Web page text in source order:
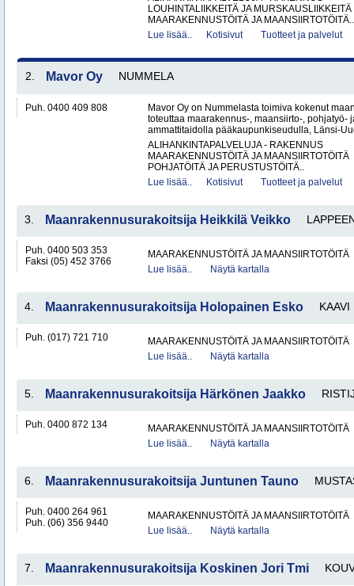
LOUHINTALIIKKEITÄ JA MURSKAUSLIIKKEITÄ
MAARAKENNUSTÖITÄ JA MAANSIIRTOTÖITÄ..
Lue lisää..
Kotisivut Tuotteet ja palvelut
2. Mavor Oy NUMMELA
Puh. 0400 409 808
Mavor Oy on Nummelasta toimiva kokenut
toteuttaa maarakennus-, maansiirto-, pohjatyö-
ammattitaidolla pääkaupunkiseudulla, Länsi-
ALIHANKINTAPALVELUJA - RAKENNUS
MAARAKENNUSTÖITÄ JA MAANSIIRTOTÖITÄ
POHJATÖITÄ JA PERUSTUSTÖITÄ..
Lue lisää..
Kotisivut Tuotteet ja palvelut
3. Maanrakennusurakoitsija Heikkilä Veikko
Puh. 0400 503 353
Faksi (05) 452 3766
MAARAKENNUSTÖITÄ JA MAANSIIRTOTÖITÄ
Lue lisää..
Näytä kartalla
4. Maanrakennusurakoitsija Holopainen Esko KAAVI
Puh. (017) 721 710
MAARAKENNUSTÖITÄ JA MAANSIIRTOTÖITÄ
Lue lisää..
Näytä kartalla
5. Maanrakennusurakoitsija Härkönen Jaakko
Puh. 0400 872 134
MAARAKENNUSTÖITÄ JA MAANSIIRTOTÖITÄ
Lue lisää..
Näytä kartalla
6. Maanrakennusurakoitsija Juntunen Tauno
Puh. 0400 264 961
Puh. (06) 356 9440
MAARAKENNUSTÖITÄ JA MAANSIIRTOTÖITÄ
Lue lisää..
Näytä kartalla
7. Maanrakennusurakoitsija Koskinen Jori Tmi